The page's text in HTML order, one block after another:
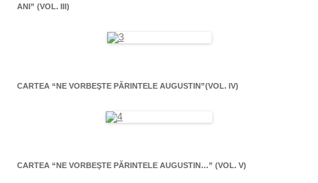
ANI” (VOL. III)
CARTEA “NE VORBEŞTE PĂRINTELE AUGUSTIN”(VOL. IV)
CARTEA “NE VORBEŞTE PĂRINTELE AUGUSTIN…” (VOL. V)